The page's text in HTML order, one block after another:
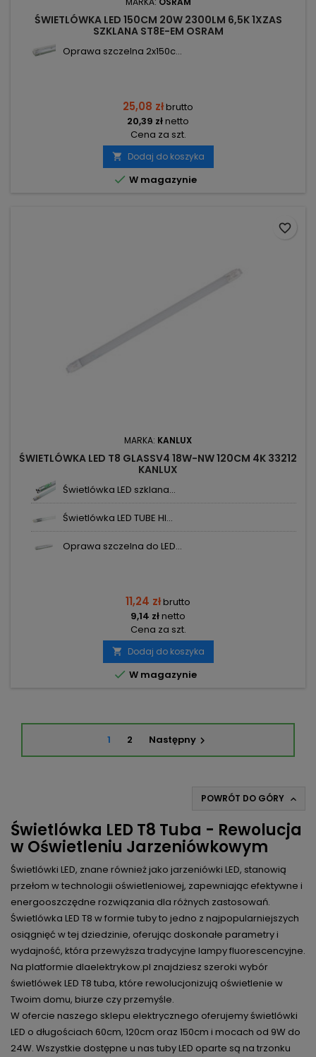
ŚWIETLÓWKA LED 150CM 20W 2300LM 6,5K 1XZAS
SZKLANA ST8E-EM OSRAM
Oprawa szczelna 2x150c...
25,08 złbrutto
20,39 złnetto
Cena za szt.
 Dodaj do koszyka
 W magazynie
MARKA: KANLUX
ŚWIETLÓWKA LED T8 GLASSV4 18W-NW 120CM 4K 33212
KANLUX
Świetlówka LED szklana...
Świetlówka LED TUBE HI...
Oprawa szczelna do LED...
11,24 złbrutto
9,14 złnetto
Cena za szt.
 Dodaj do koszyka
 W magazynie
favorite_border
1 2 Następny 
POWRÓT DO GÓRY 
Świetlówka LED T8 Tuba - Rewolucja
w Oświetleniu Jarzeniówkowym
Świetlówki LED, znane również jako jarzeniówki LED, stanowią
przełom w technologii oświetleniowej, zapewniając efektywne i
energooszczędne rozwiązania dla różnych zastosowań.
Świetlówka LED T8 w formie tuby to jedno z najpopularniejszych
osiągnięć w tej dziedzinie, oferując doskonałe parametry i
wydajność, która przewyższa tradycyjne lampy fluorescencyjne.
Na platformie dlaelektrykow.pl znajdziesz szeroki wybór
świetlówek LED T8 tuba, które rewolucjonizują oświetlenie w
Twoim domu, biurze czy przemyśle.
W ofercie naszego sklepu elektrycznego oferujemy świetlówki
LED o długościach 60cm, 120cm oraz 150cm i mocach od 9W do
24W. Wszystkie dostępne u nas tuby LED oparte są na trzonku